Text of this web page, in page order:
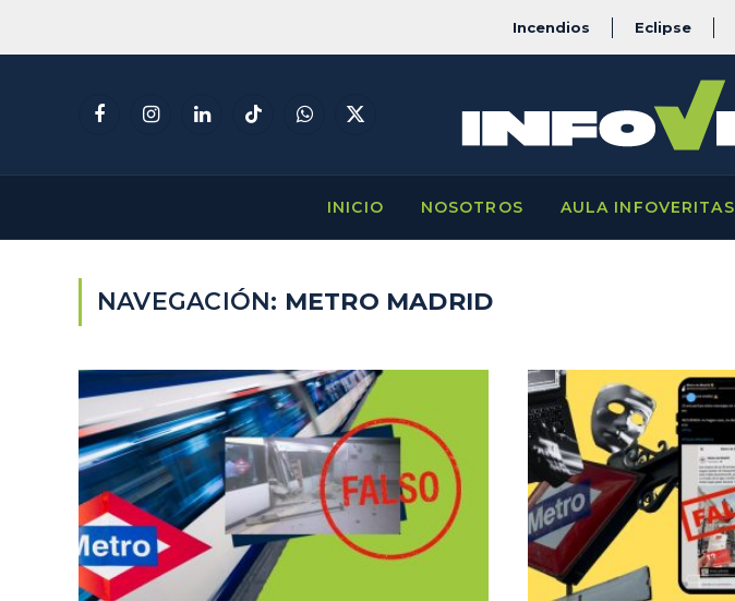
Incendios Eclipse
FacebookInstagramLinkedInTikTokWhatsApp
X
INICIO NOSOTROS AULA INFOVERITAS
NAVEGACIÓN: METRO MADRID